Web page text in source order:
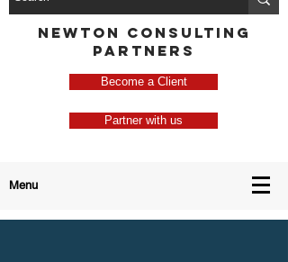
NEWTON CONSULTING
PARTNERS
Become a Client
Partner with us
Menu